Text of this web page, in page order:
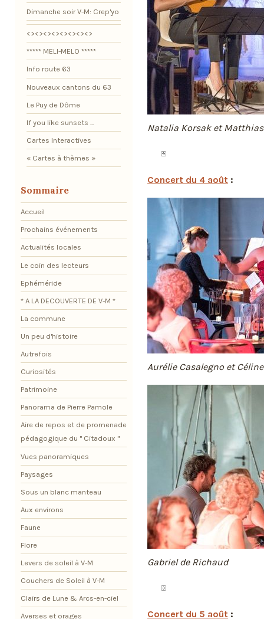
Natalia Korsak et
Concert du 4 août :
Aurélie Casalegno et
Gabriel de Richaud
Concert du 5 août :
Dimanche soir V-M: Crep'yo
<><><><><><><><>
***** MELI-MELO *****
Info route 63
Nouveaux cantons du 63
Le Puy de Dôme
If you like sunsets ...
Cartes Interactives
« Cartes à thèmes »
Sommaire
Accueil
Prochains événements
Actualités locales
Le coin des lecteurs
Ephéméride
* A LA DECOUVERTE DE V-M *
La commune
Un peu d'histoire
Autrefois
Curiosités
Patrimoine
Panorama de Pierre Pamole
Aire de repos et de promenade
pédagogique du " Citadoux "
Vues panoramiques
Paysages
Sous un blanc manteau
Aux environs
Faune
Flore
Levers de soleil à V-M
Couchers de Soleil à V-M
Clairs de Lune & Arcs-en-ciel
Averses et orages